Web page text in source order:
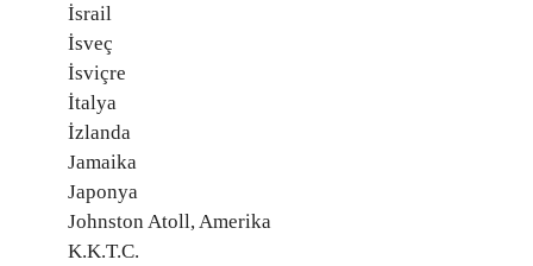
İsrail
İsveç
İsviçre
İtalya
İzlanda
Jamaika
Japonya
Johnston Atoll, Amerika
K.K.T.C.